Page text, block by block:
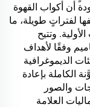
أن أكواب القهوة
لفتراتٍ طويلة، ما
وتتيح
وفقًا لأهداف
الديموغرافية
الكاملة بإعادة
والصور
العلامة